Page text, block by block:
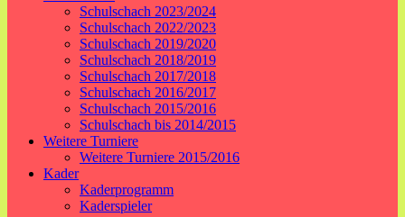
Schulschach 2023/2024
Schulschach 2022/2023
Schulschach 2019/2020
Schulschach 2018/2019
Schulschach 2017/2018
Schulschach 2016/2017
Schulschach 2015/2016
Schulschach bis 2014/2015
Weitere Turniere
Weitere Turniere 2015/2016
Kader
Kaderprogramm
Kaderspieler